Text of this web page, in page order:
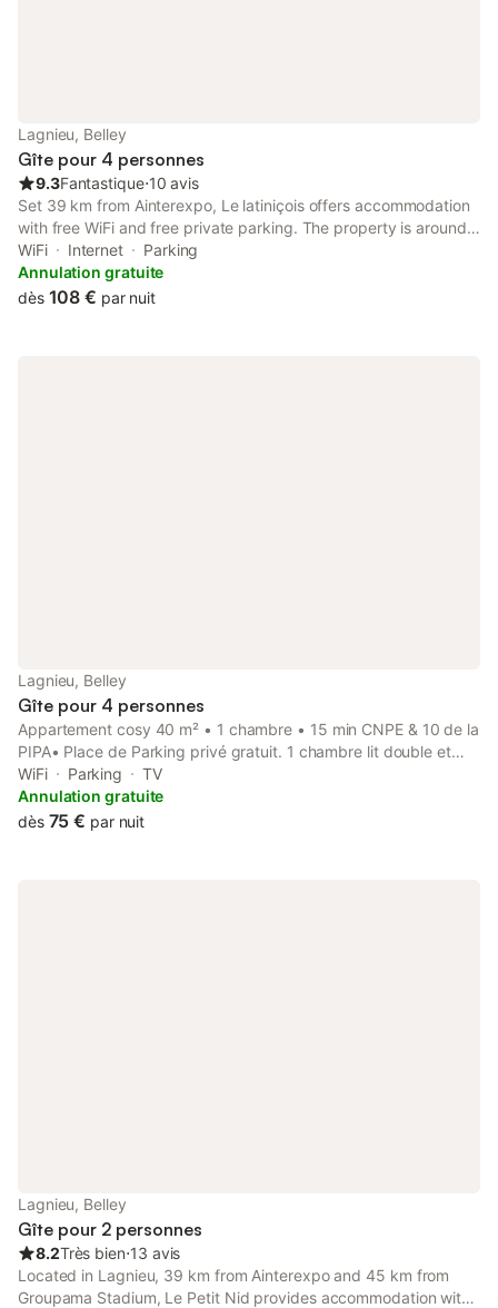
Lagnieu, Belley
Gîte pour 4 personnes
9.3Fantastique⋅10 avis
Set 39 km from Ainterexpo, Le latiniçois offers accommodation
with free WiFi and free private parking. The property is around
46 km from LDLC Arena, 48 km from Part-Dieu Train Station
and 50 km from Museum of Fine Arts of Lyon.
WiFi Internet
Parking
Annulation gratuite
dès 108 € par nuit
Lagnieu, Belley
Gîte pour 4 personnes
Appartement cosy 40 m² • 1 chambre • 15 min CNPE & 10 de la
PIPA• Place de Parking privé gratuit. 1 chambre lit double et
canapé convertible dans le séjour Pièce de vie lumineuse et
chaleureuse Cuisine équipée (plaque, micro-ondes, cafetière,
vaisselle complète) Salle de bain fonctionnelle Connexion Wi-Fi
WiFi Parking
TV
Annulation gratuite
dès 75 € par nuit
Lagnieu, Belley
Gîte pour 2 personnes
8.2Très bien⋅13 avis
Located in Lagnieu, 39 km from Ainterexpo and 45 km from
Groupama Stadium, Le Petit Nid provides accommodation with